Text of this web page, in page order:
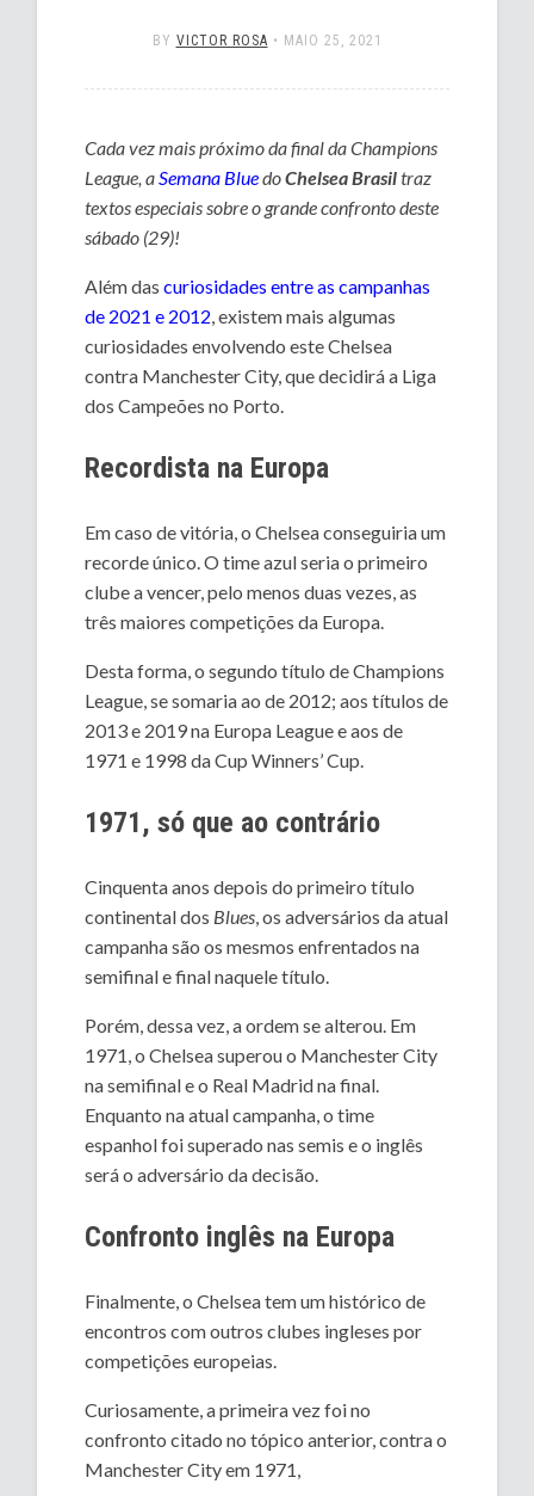
BY VICTOR ROSA • MAIO 25, 2021
Cada vez mais próximo da final da Champions
League, aSemana BluedoChelsea Brasiltraz
textos especiais sobre o grande confronto deste
sábado (29)!
Além dascuriosidades entre as campanhas
de 2021 e 2012, existem mais algumas
curiosidades envolvendo este Chelsea
contra Manchester City, que decidirá a Liga
dos Campeões no Porto.
Recordista na Europa
Em caso de vitória, o Chelsea conseguiria um
recorde único. O time azul seria o primeiro
clube a vencer, pelo menos duas vezes, as
três maiores competições da Europa.
Desta forma, o segundo título de Champions
League, se somaria ao de 2012; aos títulos de
2013 e 2019 na Europa League e aos de
1971 e 1998 da Cup Winners’ Cup.
1971, só que ao contrário
Cinquenta anos depois do primeiro título
continental dos Blues, os adversários da atual
campanha são os mesmos enfrentados na
semifinal e final naquele título.
Porém, dessa vez, a ordem se alterou. Em
1971, o Chelsea superou o Manchester City
na semifinal e o Real Madrid na final.
Enquanto na atual campanha, o time
espanhol foi superado nas semis e o inglês
será o adversário da decisão.
Confronto inglês na Europa
Finalmente, o Chelsea tem um histórico de
encontros com outros clubes ingleses por
competições europeias.
Curiosamente, a primeira vez foi no
confronto citado no tópico anterior, contra o
Manchester City em 1971,